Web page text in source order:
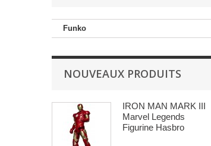
Funko
NOUVEAUX PRODUITS
IRON MAN MARK III
Marvel Legends
Figurine Hasbro